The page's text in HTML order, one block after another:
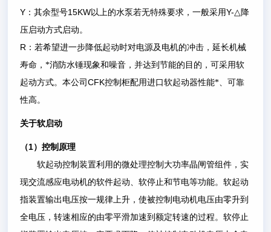
Y ：其余型号15KW以上的水泵若无特殊要求，一般采用Y-△ 降
压启动方式启动。
R ：若希望进一步降低起动时对电源及电机的冲击，延长机械
寿命，*消防水锤现象和噪音，并达到节能的目的，可采用软
起动方式。本公司CFK控制柜配用进口软起动器性能*、可靠
性高。
关于软启动
（1）控制原理
软起动控制装置利用的微处理控制大功率晶闸管组件，实
现交流感应电动机的软件起动、软停止和节电等功能。软起动
指装置输出电压按一规律上升，使被控制电动机电压由零升到
全电压，转速相应的由零平滑加速到额定转速的过程。软停止